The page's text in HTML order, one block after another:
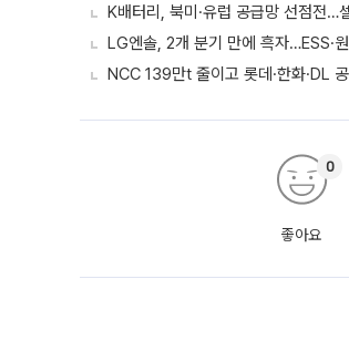
K배터리, 북미·유럽 공급망 선점전…
LG엔솔, 2개 분기 만에 흑자…ESS·
NCC 139만t 줄이고 롯데·한화·DL
좋아요
0